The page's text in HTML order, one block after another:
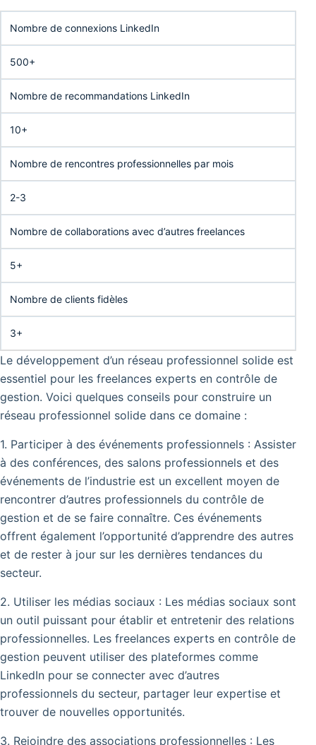
Nombre de connexions LinkedIn
500+
Nombre de recommandations LinkedIn
10+
Nombre de rencontres professionnelles par mois
2-3
Nombre de collaborations avec d’autres freelances
5+
Nombre de clients fidèles
3+
Le développement d’un réseau professionnel solide est
essentiel pour les freelances experts en contrôle de
gestion. Voici quelques conseils pour construire un
réseau professionnel solide dans ce domaine :
1. Participer à des événements professionnels : Assister
à des conférences, des salons professionnels et des
événements de l’industrie est un excellent moyen de
rencontrer d’autres professionnels du contrôle de
gestion et de se faire connaître. Ces événements
offrent également l’opportunité d’apprendre des autres
et de rester à jour sur les dernières tendances du
secteur.
2. Utiliser les médias sociaux : Les médias sociaux sont
un outil puissant pour établir et entretenir des relations
professionnelles. Les freelances experts en contrôle de
gestion peuvent utiliser des plateformes comme
LinkedIn pour se connecter avec d’autres
professionnels du secteur, partager leur expertise et
trouver de nouvelles opportunités.
3. Rejoindre des associations professionnelles : Les